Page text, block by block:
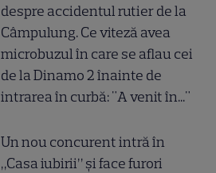
despre accidentul rutier de la
Câmpulung. Ce viteză avea
microbuzul în care se aflau cei
de la Dinamo 2 înainte de
intrarea în curbă: "A venit în..."
Un nou concurent intră în
„Casa iubirii” și face furori